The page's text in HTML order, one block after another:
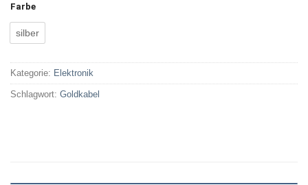
Farbe
silber
Kategorie: Elektronik
Schlagwort: Goldkabel